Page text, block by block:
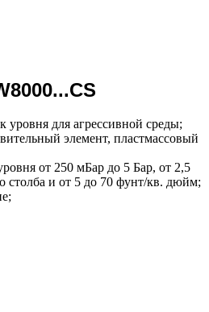
для агрессивной среды;
элемент, пластмассовый
от 250 мБар до 5 Бар, от 2,5
столба и от 5 до 70 фунт/кв. дюйм;